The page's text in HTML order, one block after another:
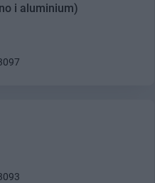
i aluminium)